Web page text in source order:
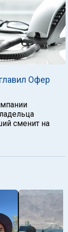
Офер
сменит на